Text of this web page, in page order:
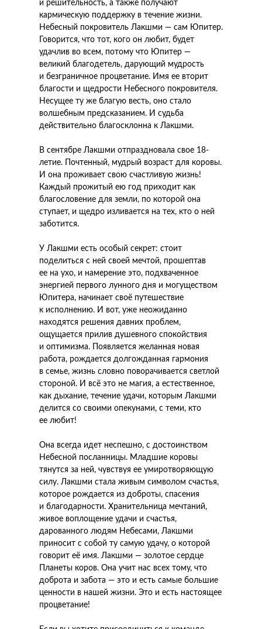
и решительность, а также получают
кармическую поддержку в течение жизни.
Небесный покровитель Лакшми — сам Юпитер.
Говорится, что тот, кого он любит, будет
удачлив во всем, потому что Юпитер —
великий благодетель, дарующий мудрость
и безграничное процветание. Имя ее вторит
благости и щедрости Небесного покровителя.
Несущее ту же благую весть, оно стало
волшебным предсказанием. И судьба
действительно благосклонна к Лакшми.
В сентябре Лакшми отпраздновала свое 18-
летие. Почтенный, мудрый возраст для коровы.
И она проживает свою счастливую жизнь!
Каждый прожитый ею год приходит как
благословение для земли, по которой она
ступает, и щедро изливается на тех, кто о ней
заботится.
У Лакшми есть особый секрет: стоит
поделиться с ней своей мечтой, прошептав
ее на ухо, и намерение это, подхваченное
энергией первого лунного дня и могуществом
Юпитера, начинает своё путешествие
к исполнению. И вот, уже неожиданно
находятся решения давних проблем,
ощущается прилив душевного спокойствия
и оптимизма. Появляется желанная новая
работа, рождается долгожданная гармония
в семье, жизнь словно поворачивается светлой
стороной. И всё это не магия, а естественное,
как дыхание, течение удачи, которым Лакшми
делится со своими опекунами, с теми, кто
ее любит!
Она всегда идет неспешно, с достоинством
Небесной посланницы. Младшие коровы
тянутся за ней, чувствуя ее умиротворяющую
силу. Лакшми стала живым символом счастья,
которое рождается из доброты, спасения
и благодарности. Хранительница мечтаний,
живое воплощение удачи и счастья,
дарованного людям Небесами, Лакшми
приносит с собой ту самую удачу, о которой
говорит её имя. Лакшми — золотое сердце
Планеты коров. Она учит нас всех тому, что
доброта и забота — это и есть самые большие
ценности в нашей жизни. Это и есть настоящее
процветание!